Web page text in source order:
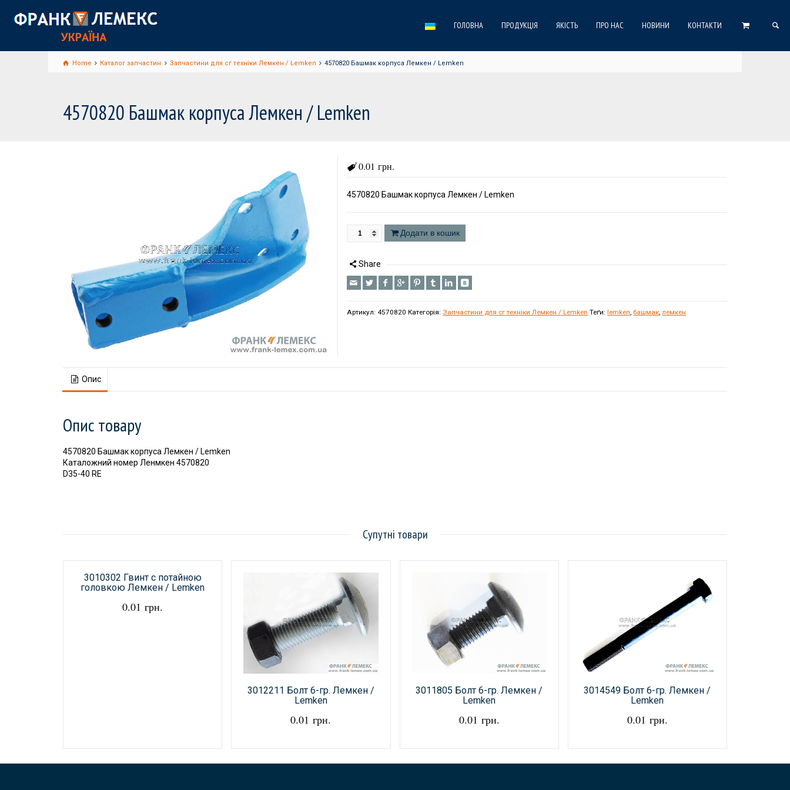
ГОЛОВНА ПРОДУКЦІЯ ЯКІСТЬ ПРО НАС НОВИНИ КОНТАКТИ
Home Каталог запчастин Запчастини для сг техніки Лемкен / Lemken 4570820 Башмак корпуса Лемкен / Lemken
4570820 Башмак корпуса Лемкен / Lemken
0.01 грн.
4570820 Башмак корпуса Лемкен / Lemken
Додати в кошик
Share
Артикул: 4570820 Категорія: Запчастини для сг техніки Лемкен / Lemken Теґи:lemken,башмак,лемкен
Опис
Опис товару
4570820 Башмак корпуса Лемкен / Lemken
Каталожний номер Ленмкен 4570820
D35-40 RE
Супутні товари
3010302 Гвинт с потайною
головкою Лемкен / Lemken
0.01 грн.
3012211 Болт 6-гр. Лемкен /
Lemken
0.01 грн.
3011805 Болт 6-гр. Лемкен /
Lemken
0.01 грн.
3014549 Болт 6-гр. Лемкен /
Lemken
0.01 грн.